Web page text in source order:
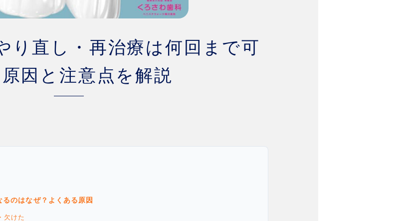
り直し・再治療は何回まで可
因と注意点を解説
のはなぜ？よくある原因
欠けた